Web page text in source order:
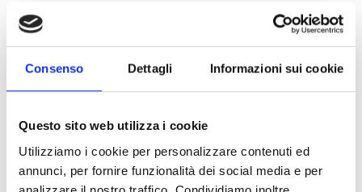
Consenso Dettagli Informazioni sui cookie
Questo sito web utilizza i cookie
Utilizziamo i cookie per personalizzare contenuti ed
annunci, per fornire funzionalità dei social media e per